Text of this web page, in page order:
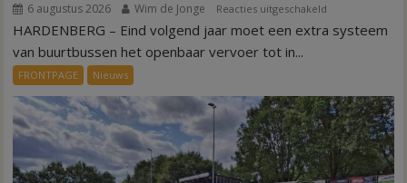
6 augustus 2026 Wim de Jonge Reacties uitgeschakeld
Nieuw
alle
kernen
Hardenberg
HARDENBERG – Eind volgend jaar moet een extra systeem
van buurtbussen het openbaar vervoer tot in...
FRONTPAGE Nieuws